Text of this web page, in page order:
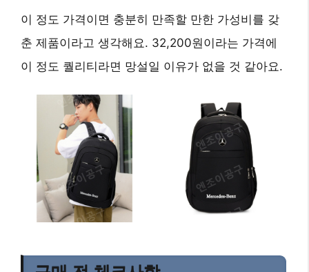
이 정도 가격이면 충분히 만족할 만한 가성비 를 갖
춘 제품이라고 생각해요. 32,200원이라는 가격에
이 정도 퀄리티라면 망설일 이유가 없을 것 같아요.